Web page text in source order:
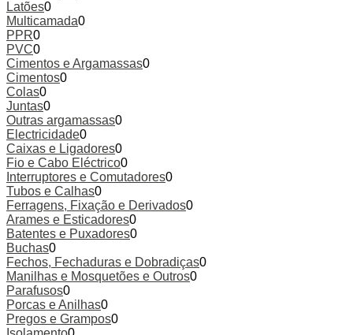
Latões0
Multicamada0
PPR0
PVC0
Cimentos e Argamassas0
Cimentos0
Colas0
Juntas0
Outras argamassas0
Electricidade0
Caixas e Ligadores0
Fio e Cabo Eléctrico0
Interruptores e Comutadores0
Tubos e Calhas0
Ferragens, Fixação e Derivados0
Arames e Esticadores0
Batentes e Puxadores0
Buchas0
Fechos, Fechaduras e Dobradiças0
Manilhas e Mosquetões e Outros0
Parafusos0
Porcas e Anilhas0
Pregos e Grampos0